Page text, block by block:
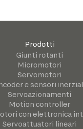
Prodotti
Giunti rotanti
Micromotori
Servomotori
e sensori
Servoazionamenti
Motion controller
con elettronica
Servoattuatori lineari